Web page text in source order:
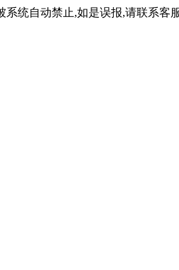
系统自动禁止,如是误报,请联系客